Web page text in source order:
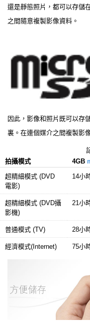
還是靜態照片，都可以存儲
之間隨意複製影像資料。
因此，影像和照片既可以存
裏。在連個媒介之間複製影
拍攝模式
4GB
超精細模式 (DVD
電影)
14小
超精細模式 (DVD攝
影機)
21小
普通模式 (TV) 28小
經濟模式(Internet) 75小